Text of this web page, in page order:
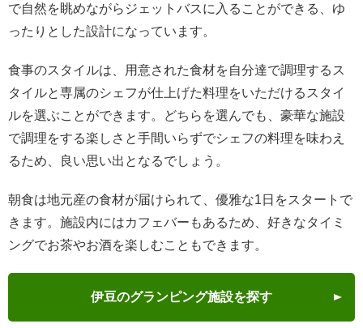
で自然を眺めながらジェットバスに入ることができる、ゆ
ったりとした設計になっています。
食事のスタイルは、用意された食材を自分達で調理するス
タイルと専属のシェフが仕上げた料理をいただけるスタイ
ルを選ぶことができます。どちらを選んでも、豪華な施設
で調理をする楽しさと手間いらずでシェフの料理を味わえ
るため、良い思い出となるでしょう。
朝食は地元産の食材が届けられて、優雅な1日をスタートで
きます。施設内にはカフェバーもあるため、好きなタイミ
ングでお茶やお酒を楽しむこともできます。
伊豆のグランピング施設を探す